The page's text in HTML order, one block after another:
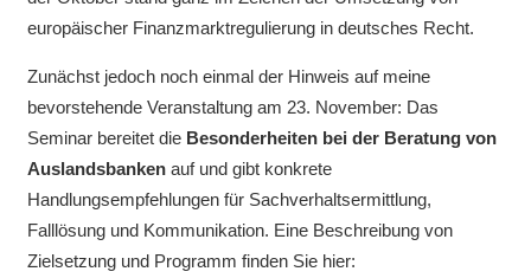
europäischer Finanzmarktregulierung in deutsches Recht.
Zunächst jedoch noch einmal der Hinweis auf meine
bevorstehende Veranstaltung am 23. November: Das
Seminar bereitet die Besonderheiten bei der Beratung von
Auslandsbankenauf und gibt konkrete
Handlungsempfehlungen für Sachverhaltsermittlung,
Falllösung und Kommunikation. Eine Beschreibung von
Zielsetzung und Programm finden Sie hier: